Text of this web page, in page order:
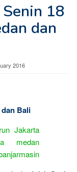
18
dan
2016
Bali